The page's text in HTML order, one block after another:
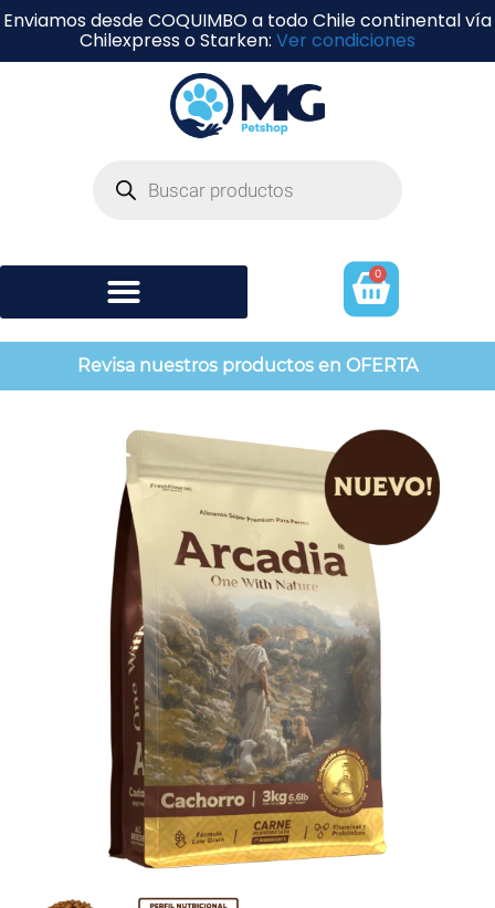
Enviamos desde COQUIMBO a todo Chile continental vía
Chilexpress o Starken: Ver condiciones
0
Revisa nuestros productos en OFERTA